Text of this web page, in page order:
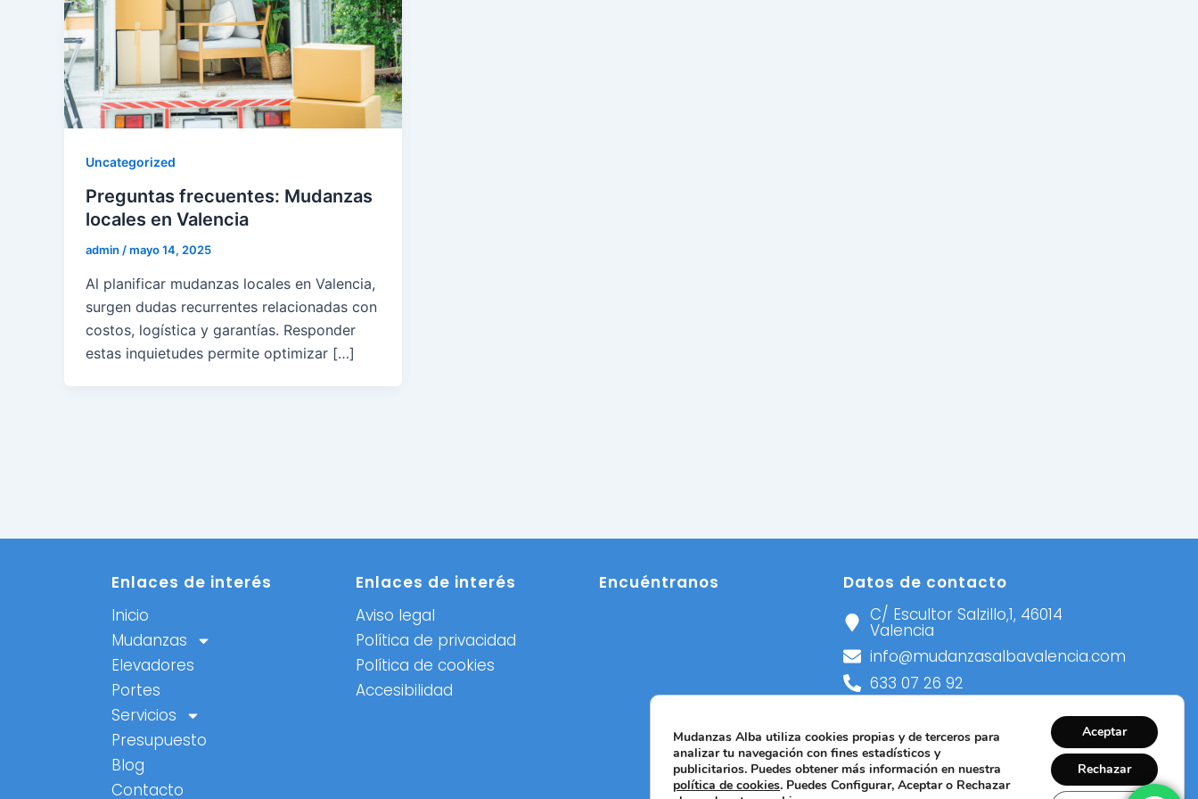
Uncategorized
Preguntas frecuentes: Mudanzas
locales en Valencia
admin /mayo 14, 2025
Al planificar mudanzas locales en Valencia,
surgen dudas recurrentes relacionadas con
costos, logística y garantías. Responder
estas inquietudes permite optimizar […]
Enlaces de interés
Inicio
Mudanzas
Elevadores
Portes
Servicios
Presupuesto
Blog
Contacto
Enlaces de interés
Aviso legal
Política de privacidad
Política de cookies
Accesibilidad
Encuéntranos
Datos de contacto
C/ Escultor Salzillo,1, 46014
Valencia
info@mudanzasalbavalencia.com
633 07 26 92
Mudanzas Alba utiliza cookies propias y de terceros para
analizar tu navegación con fines estadísticos y
publicitarios. Puedes obtener más información en nuestra
política de cookies. Puedes Configurar, Aceptar o Rechazar
Aceptar
Rechazar